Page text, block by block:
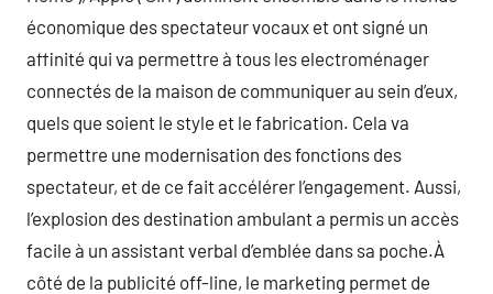
économique des spectateur vocaux et ont signé un
affinité qui va permettre à tous les electroménager
connectés de la maison de communiquer au sein d’eux,
quels que soient le style et le fabrication. Cela va
permettre une modernisation des fonctions des
spectateur, et de ce fait accélérer l’engagement. Aussi,
l’explosion des destination ambulant a permis un accès
facile à un assistant verbal d’emblée dans sa poche.À
côté de la publicité off-line, le marketing permet de